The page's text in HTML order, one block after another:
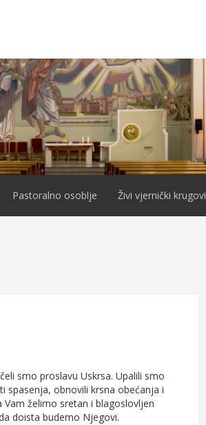
Pastoralno osoblje Živi vjernički krugovi
smo proslavu Uskrsa. Upalili smo
spasenja, obnovili krsna obećanja i
želimo sretan i blagoslovljen
doista budemo Njegovi.